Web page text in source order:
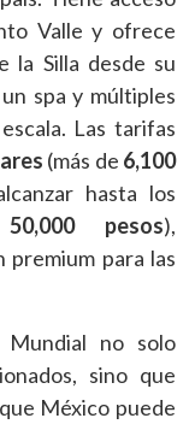
Valle y ofrece
la Silla desde su
spa y múltiples
Las tarifas
(más de 6,100
hasta los
50,000 pesos),
premium para las
Mundial no solo
sino que
México puede